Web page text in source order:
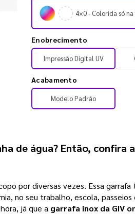
4×0 - Colorida só
Enobrecimento
Impressão Digital UV
Acabamento
Modelo Padrão
de água? Então, confira a
por diversas vezes. Essa
no seu trabalho, escola,
já que a garrafa inox da GIV